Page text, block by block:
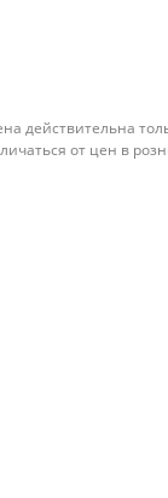
действительна
от цен в